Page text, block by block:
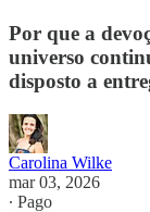
Por que a
universo
disposto a
Carolina Wilke
mar 03, 2026
∙ Pago